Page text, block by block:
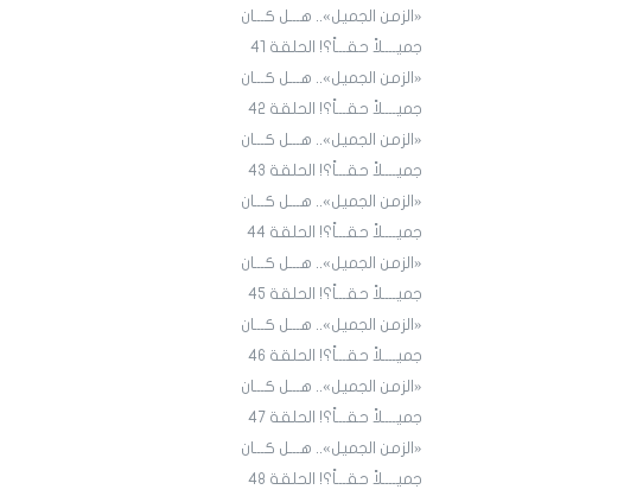
«الزمن الجميل».. هـــل كـــان
جميــــلاً حقـــاً؟! الحلقة 4١
«الزمن الجميل».. هـــل كـــان
جميــــلاً حقـــاً؟! الحلقة 4٢
«الزمن الجميل».. هـــل كـــان
جميــــلاً حقـــاً؟! الحلقة 43
«الزمن الجميل».. هـــل كـــان
جميــــلاً حقـــاً؟! الحلقة 44
«الزمن الجميل».. هـــل كـــان
جميــــلاً حقـــاً؟! الحلقة 45
«الزمن الجميل».. هـــل كـــان
جميــــلاً حقـــاً؟! الحلقة ٤٦
«الزمن الجميل».. هـــل كـــان
جميــــلاً حقـــاً؟! الحلقة ٤7
«الزمن الجميل».. هـــل كـــان
جميــــلاً حقـــاً؟! الحلقة ٤٨